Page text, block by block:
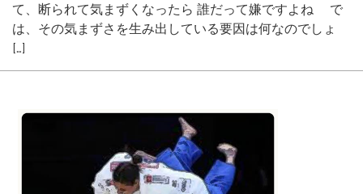
て、断られて気まずくなったら 誰だって嫌ですよね で
は、その気まずさを生み出している要因は何なのでしょ
[…]